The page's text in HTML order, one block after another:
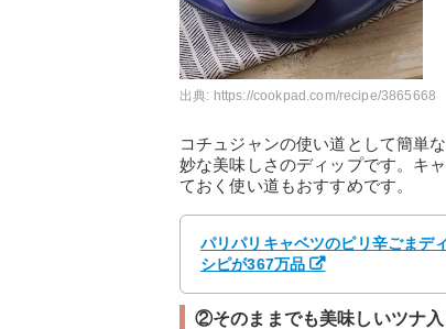
出典: https://cookpad.com/recipe/3865668
コチュジャンの使い道として簡単
妙な美味しさのディップです。キ
ておく使い道もおすすめです。
パリパリキャベツのピリ辛ごまデ
シピが367万品
②そのままでも美味しいツナ